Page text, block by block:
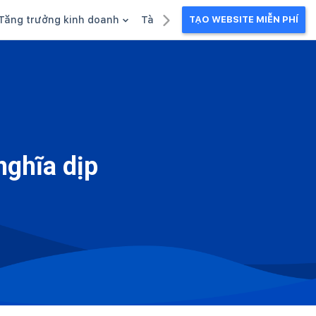
trưởng kinh doanh Tài liệu kinh doanhTẠO WEBSITE MIỄN PHÍ
dịp